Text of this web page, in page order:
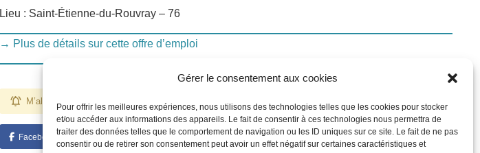
Gérer le consentement aux cookies
Pour offrir les meilleures expériences, nous utilisons des technologies telles que les cookies pour stocker
et/ou accéder aux informations des appareils. Le fait de consentir à ces technologies nous permettra de
traiter des données telles que le comportement de navigation ou les ID uniques sur ce site. Le fait de ne pas
consentir ou de retirer son consentement peut avoir un effet négatif sur certaines caractéristiques et
Lieu : Saint-Étienne-du-Rouvray – 76
→ Plus de détails sur cette offre d’emploi
M’alerter pour des emplois comme celui-ci
Facebook Twitter LinkedIn